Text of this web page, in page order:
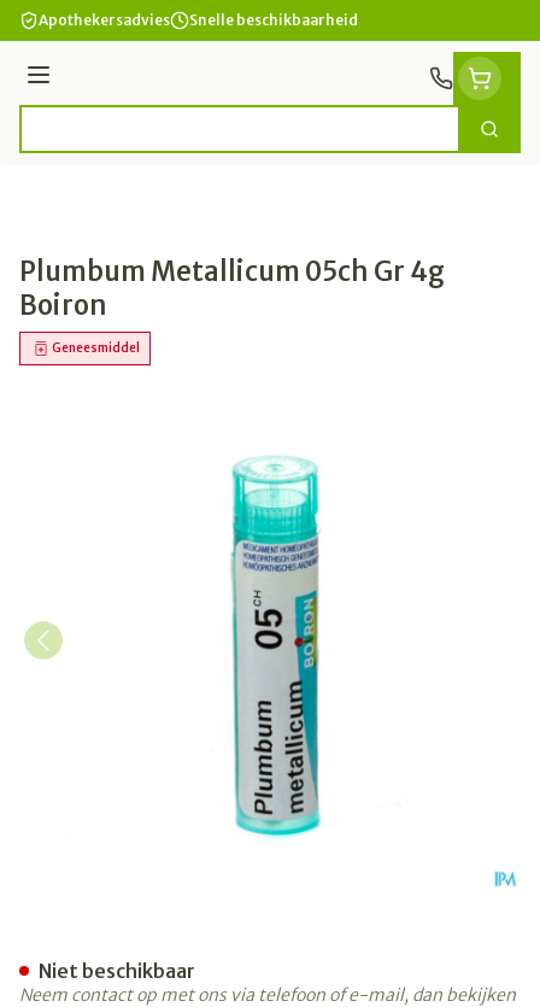
Ga naar de inhoud
Apothekersadvies Snelle beschikbaarheid
Menu
Zoek
Plumbum Metallicum 05ch Gr 4g
Boiron
Geneesmiddel
Niet beschikbaar
Neem contact op met ons via telefoon of e-mail, dan bekijken